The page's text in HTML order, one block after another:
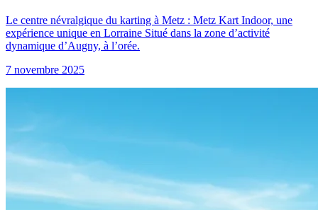
Le centre névralgique du karting à Metz : Metz Kart Indoor, une
expérience unique en Lorraine Situé dans la zone d’activité
dynamique d’Augny, à l’orée.
7 novembre 2025